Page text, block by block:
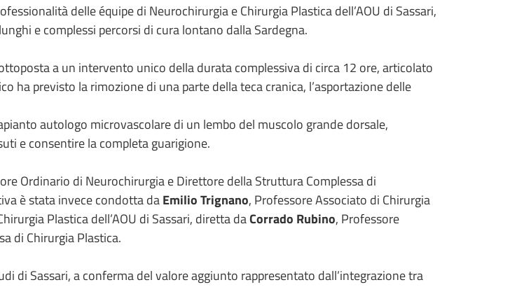
delle équipe di Neurochirurgia e Chirurgia Plastica dell’AOU di Sassari,
e complessi percorsi di cura lontano dalla Sardegna.
a un intervento unico della durata complessiva di circa 12 ore, articolato
ha previsto la rimozione di una parte della teca cranica, l’asportazione delle
autologo microvascolare di un lembo del muscolo grande dorsale,
e consentire la completa guarigione.
Ordinario di Neurochirurgia e Direttore della Struttura Complessa di
è stata invece condotta daEmilio Trignano, Professore Associato di Chirurgia
Plastica dell’AOU di Sassari, diretta daCorrado Rubino, Professore
di Chirurgia Plastica.
di Sassari, a conferma del valore aggiunto rappresentato dall’integrazione tra